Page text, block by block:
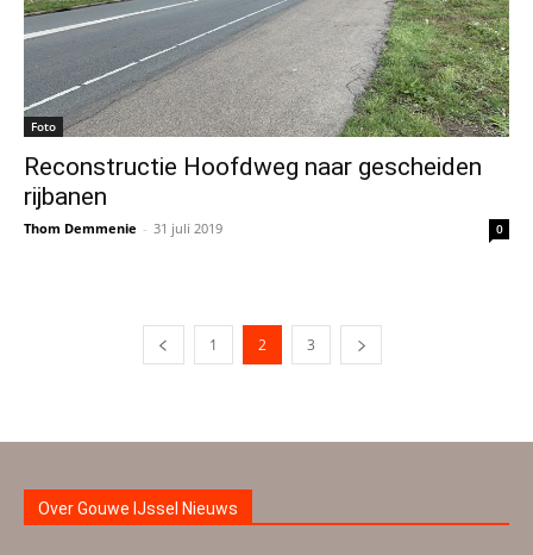
Foto
Reconstructie Hoofdweg naar gescheiden
rijbanen
Thom Demmenie - 31 juli 2019 0
1 2 3
Over Gouwe IJssel Nieuws